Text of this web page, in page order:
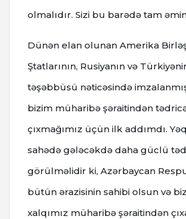
olmalıdır. Sizi bu barədə tam
Dünən elan olunan Amerika
Ştatlarının, Rusiyanın və
təşəbbüsü nəticəsində
bizim müharibə şəraitindən
çıxmağımız üçün ilk addımdı.
sahədə gələcəkdə daha güclü
görülməlidir ki, Azərbaycan
bütün ərazisinin sahibi olsun və
xalqımız müharibə şəraitindən